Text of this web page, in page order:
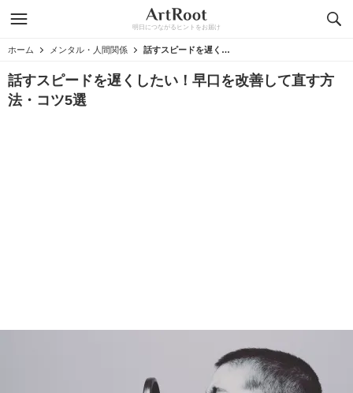
明日につながるヒントをお届け
ホーム メンタル・人間関係 話すスピードを遅くしたい！早口を改善して直す方法・コツ5選
話すスピードを遅くしたい！早口を改善して直す方
法・コツ5選